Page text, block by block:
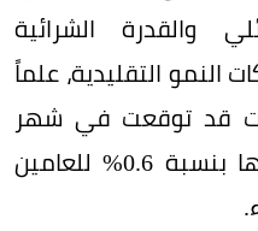
والقدرة الشرائية
التقليدية، علماً
قد توقعت في شهر
أبريل الماضي نمو اقتصادها بنسبة 0.6% للعامين